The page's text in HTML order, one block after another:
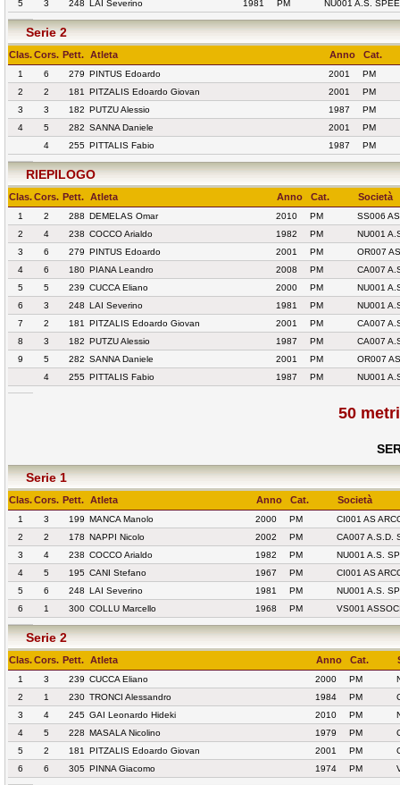
5 3 248 LAI Severino 1981 PM NU001 A.S.
Serie 2
Clas.Cors. Pett. Atleta Anno Cat.
1 6 279 PINTUS Edoardo 2001
PM
2
2 181 PITZALIS Edoardo Giovan 2001
PM
3
3 182 PUTZU Alessio 1987
PM
4
5 282 SANNA Daniele 2001
PM
4
255 PITTALIS Fabio 1987 PM
RIEPILOGO
Clas.Cors. Pett. Atleta Anno Cat. Società
1 2 288 DEMELAS Omar 2010 PM
SS006
2
4 238 COCCO Arialdo 1982 PM
NU001
3
6 279 PINTUS Edoardo 2001 PM
OR007
4
6 180 PIANA Leandro 2008 PM
CA007
5
5 239 CUCCA Eliano 2000 PM
NU001
6
3 248 LAI Severino 1981 PM
NU001
7
2 181 PITZALIS Edoardo Giovan 2001 PM
CA007
8
3 182 PUTZU Alessio 1987 PM
CA007
9
5 282 SANNA Daniele 2001 PM
OR007
4
255 PITTALIS Fabio 1987 PM NU001
50
Serie 1
Clas.Cors. Pett. Atleta Anno Cat. Società
1 3 199 MANCA Manolo 2000 PM
CI001 AS
2
2 178 NAPPI Nicolo 2002 PM
CA007 A.S.D.
3
4 238 COCCO Arialdo 1982 PM
NU001 A.S.
4
5 195 CANI Stefano 1967 PM
CI001 AS
5
6 248 LAI Severino 1981 PM
NU001 A.S.
6
1 300 COLLU Marcello 1968 PM VS001
Serie 2
Clas.Cors. Pett. Atleta Anno Cat.
1 3 239 CUCCA Eliano 2000 PM
2
1 230 TRONCI Alessandro 1984 PM
3
4 245 GAI Leonardo Hideki 2010 PM
4
5 228 MASALA Nicolino 1979 PM
5
2 181 PITZALIS Edoardo Giovan 2001 PM
6
6 305 PINNA Giacomo 1974 PM